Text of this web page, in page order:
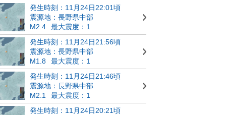
発生時刻：11月24日22:01頃
震源地：長野県中部
M2.4
最大震度：1
発生時刻：11月24日21:56頃
震源地：長野県中部
M1.8
最大震度：1
発生時刻：11月24日21:46頃
震源地：長野県中部
M2.1
最大震度：1
発生時刻：11月24日20:21頃